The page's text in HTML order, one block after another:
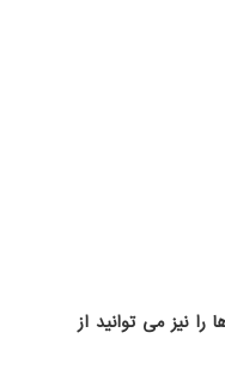
نیز می توانید از